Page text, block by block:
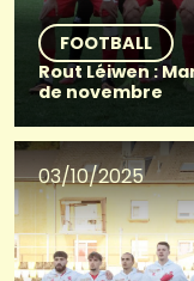
FOOTBALL
Rout Léiwen :
de novembre
03/10/2025